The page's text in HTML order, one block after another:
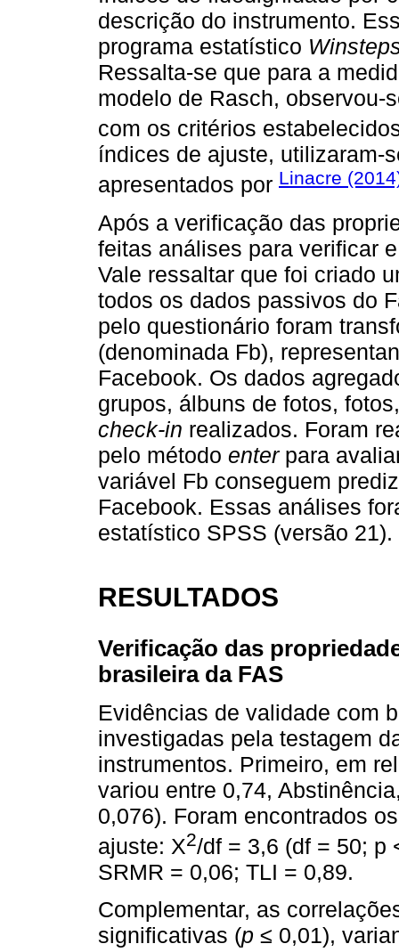
descrição do instrumento.
programa estatístico
Ressalta-se que para a
modelo de Rasch, observou-
com os critérios
índices de ajuste, utilizaram-
apresentados por Linacre
Após a verificação das
feitas análises para verificar
Vale ressaltar que foi criado
todos os dados passivos do
pelo questionário foram
(denominada Fb),
Facebook. Os dados
grupos, álbuns de fotos,
check-in realizados. Foram
pelo método enterpara
variável Fb conseguem
Facebook. Essas análises
estatístico SPSS (versão 21).
RESULTADOS
Verificação das
brasileira da FAS
Evidências de validade com
investigadas pela testagem
instrumentos. Primeiro, em
variou entre 0,74,
0,076). Foram encontrados
ajuste: X2/df = 3,6 (df = 50; p
SRMR = 0,06; TLI = 0,89.
Complementar, as
significativas (p ≤ 0,01),